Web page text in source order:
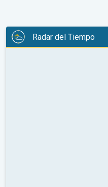
Radar del Tiempo